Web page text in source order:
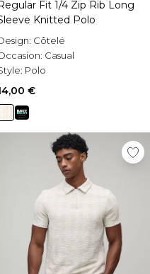
Fit 1/4 Zip Rib Long
Knitted Polo
Côtelé
Casual
Polo
€